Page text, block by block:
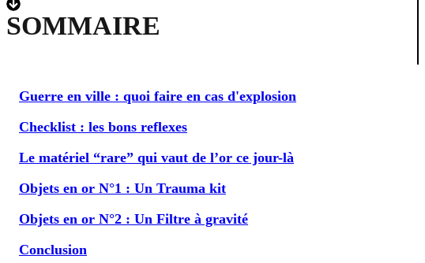
SOMMAIRE
Guerre en ville : quoi faire en cas d'explosion
Checklist : les bons reflexes
Le matériel “rare” qui vaut de l’or ce jour-là
Objets en or N°1 : Un Trauma kit
Objets en or N°2 : Un Filtre à gravité
Conclusion